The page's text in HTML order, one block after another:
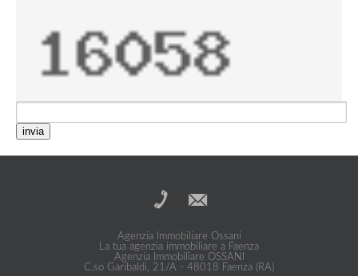
invia
Agenzia Immobiliare Ossani
La tua agenzia immobiliare a Faenza
Agenzia Immobiliare OSSANI
C.so Garibaldi, 21/A - 48018 Faenza (RA)